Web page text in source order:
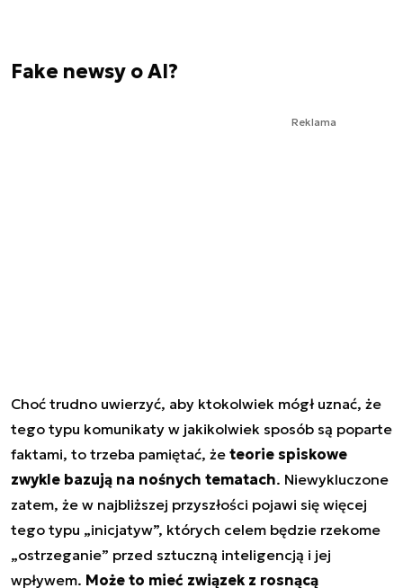
Fake newsy o AI?
Reklama
Choć trudno uwierzyć, aby ktokolwiek mógł uznać, że
tego typu komunikaty w jakikolwiek sposób są poparte
faktami, to trzeba pamiętać, że teorie spiskowe
zwykle bazują na nośnych tematach. Niewykluczone
zatem, że w najbliższej przyszłości pojawi się więcej
tego typu „inicjatyw”, których celem będzie rzekome
„ostrzeganie” przed sztuczną inteligencją i jej
wpływem. Może to mieć związek z rosnącą